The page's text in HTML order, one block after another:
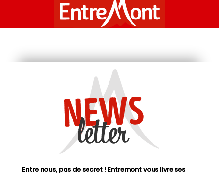
Entre nous, pas de secret ! Entremont vous livre ses